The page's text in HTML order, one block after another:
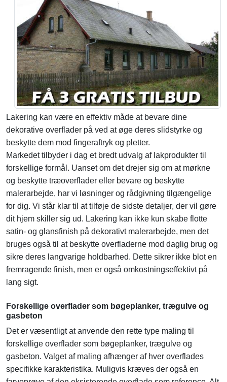
Lakering kan være en effektiv måde at bevare dine
dekorative overflader på ved at øge deres slidstyrke og
beskytte dem mod fingeraftryk og pletter.
Markedet tilbyder i dag et bredt udvalg af lakprodukter til
forskellige formål. Uanset om det drejer sig om at mørkne
og beskytte træoverflader eller bevare og beskytte
malerarbejde, har vi løsninger og rådgivning tilgængelige
for dig. Vi står klar til at tilføje de sidste detaljer, der vil gøre
dit hjem skiller sig ud. Lakering kan ikke kun skabe flotte
satin- og glansfinish på dekorativt malerarbejde, men det
bruges også til at beskytte overfladerne mod daglig brug og
sikre deres langvarige holdbarhed. Dette sikrer ikke blot en
fremragende finish, men er også omkostningseffektivt på
lang sigt.
Forskellige overflader som bøgeplanker, trægulve og
gasbeton
Det er væsentligt at anvende den rette type maling til
forskellige overflader som bøgeplanker, trægulve og
gasbeton. Valget af maling afhænger af hver overflades
specifikke karakteristika. Muligvis kræves der også en